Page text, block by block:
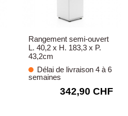
Rangement semi-ouvert
L. 40,2 x H. 183,3 x P.
43,2cm
Délai de livraison 4 à 6
semaines
342,90 CHF